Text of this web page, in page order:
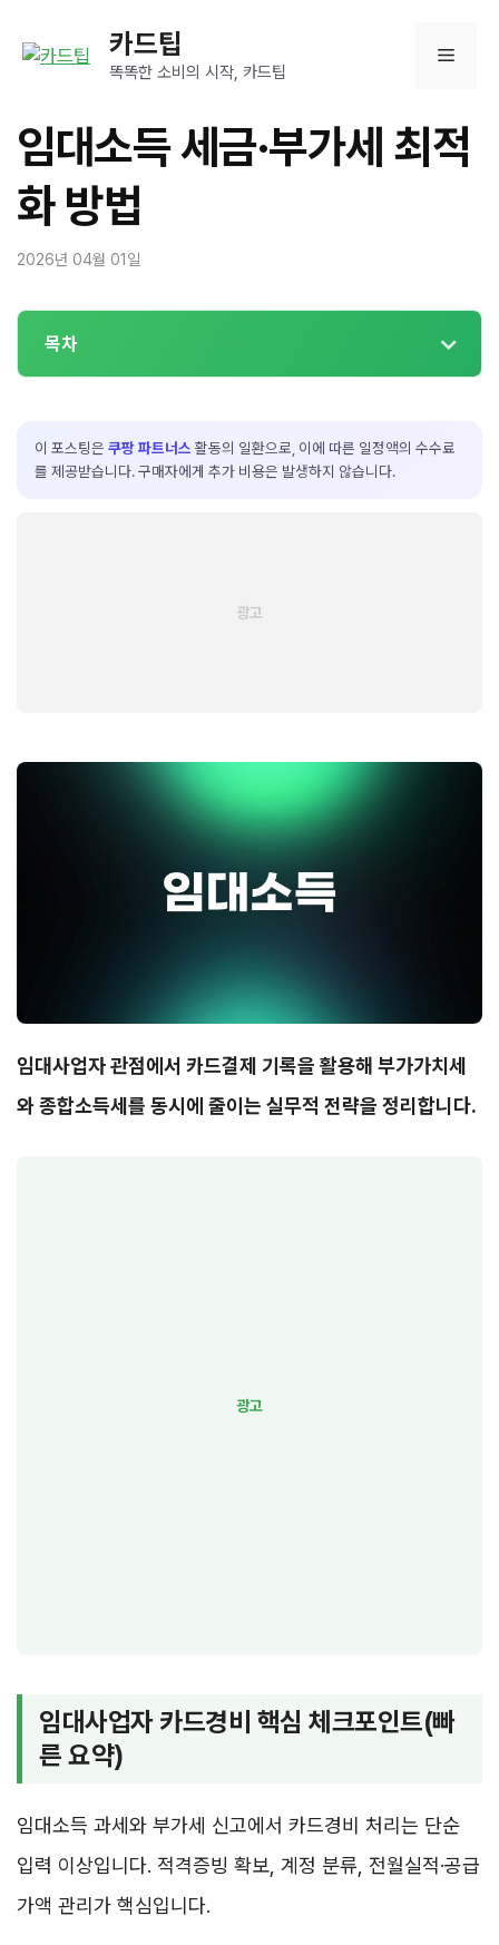
카드팁
똑똑한 소비의 시작, 카드팁
메
뉴
임대소득 세금·부가세 최적
화 방법
2026년 04월 01일
목차
이 포스팅은 쿠팡 파트너스 활동의 일환으로, 이에 따른 일정액의 수수료
를 제공받습니다. 구매자에게 추가 비용은 발생하지 않습니다.
임대사업자 관점에서 카드결제 기록을 활용해 부가가치세
와 종합소득세를 동시에 줄이는 실무적 전략을 정리합니다.
임대사업자 카드경비 핵심 체크포인트(빠
른 요약)
임대소득 과세와 부가세 신고에서 카드경비 처리는 단순
입력 이상입니다. 적격증빙 확보, 계정 분류, 전월실적·공급
가액 관리가 핵심입니다.